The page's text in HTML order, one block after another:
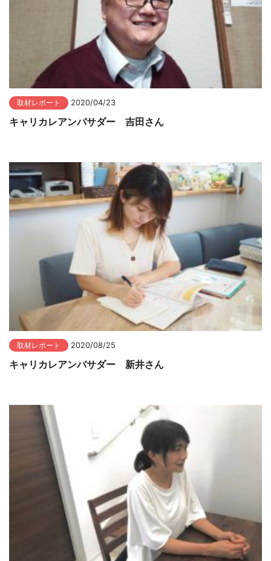
取材レポート 2020/04/23
キャリカレアンバサダー 吉田さん
取材レポート 2020/08/25
キャリカレアンバサダー 新井さん